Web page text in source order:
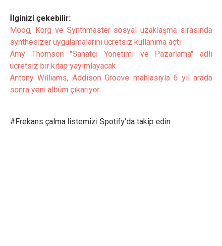
İlginizi çekebilir:
Moog, Korg ve Synthmaster sosyal uzaklaşma sırasında
synthesizer uygulamalarını ücretsiz kullanıma açtı
Amy Thomson "Sanatçı Yönetimi ve Pazarlama" adlı
ücretsiz bir kitap yayımlayacak
Antony Williams, Addison Groove mahlasıyla 6 yıl arada
sonra yeni albüm çıkarıyor
#Frekans çalma listemizi Spotify'da takip edin.